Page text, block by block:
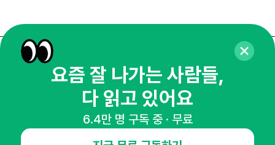
매주 화요일 아침,
마케팅 감각을 깨워 드릴게요!
65,043명의 마케터를 성장시키는 뉴스레터
요즘 잘 나가는 사람들,
다 읽고 있어요
6.4만 명 구독 중 · 무료